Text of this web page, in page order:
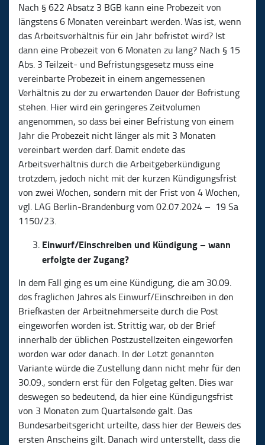
Nach § 622 Absatz 3 BGB kann eine Probezeit von
längstens 6 Monaten vereinbart werden. Was ist, wenn
das Arbeitsverhältnis für ein Jahr befristet wird? Ist
dann eine Probezeit von 6 Monaten zu lang? Nach § 15
Abs. 3 Teilzeit- und Befristungsgesetz muss eine
vereinbarte Probezeit in einem angemessenen
Verhältnis zu der zu erwartenden Dauer der Befristung
stehen. Hier wird ein geringeres Zeitvolumen
angenommen, so dass bei einer Befristung von einem
Jahr die Probezeit nicht länger als mit 3 Monaten
vereinbart werden darf. Damit endete das
Arbeitsverhältnis durch die Arbeitgeberkündigung
trotzdem, jedoch nicht mit der kurzen Kündigungsfrist
von zwei Wochen, sondern mit der Frist von 4 Wochen,
vgl. LAG Berlin-Brandenburg vom 02.07.2024 – 19 Sa
1150/23.
Einwurf/Einschreiben und Kündigung – wann
erfolgte der Zugang?
In dem Fall ging es um eine Kündigung, die am 30.09.
des fraglichen Jahres als Einwurf/Einschreiben in den
Briefkasten der Arbeitnehmerseite durch die Post
eingeworfen worden ist. Strittig war, ob der Brief
innerhalb der üblichen Postzustellzeiten eingeworfen
worden war oder danach. In der Letzt genannten
Variante würde die Zustellung dann nicht mehr für den
30.09., sondern erst für den Folgetag gelten. Dies war
deswegen so bedeutend, da hier eine Kündigungsfrist
von 3 Monaten zum Quartalsende galt. Das
Bundesarbeitsgericht urteilte, dass hier der Beweis des
ersten Anscheins gilt. Danach wird unterstellt, dass die